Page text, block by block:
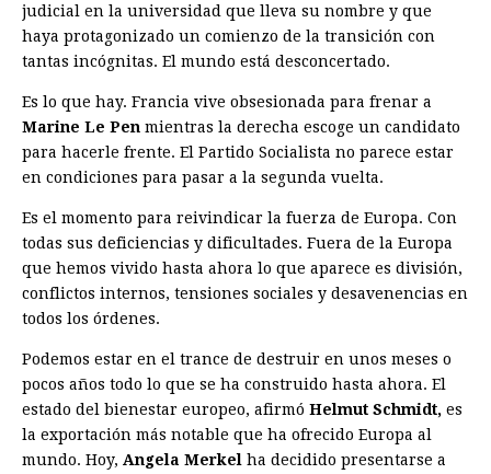
judicial en la universidad que lleva su nombre y que
haya protagonizado un comienzo de la transición con
tantas incógnitas. El mundo está desconcertado.
Es lo que hay. Francia vive obsesionada para frenar a
Marine Le Pen mientras la derecha escoge un candidato
para hacerle frente. El Partido Socialista no parece estar
en condiciones para pasar a la segunda vuelta.
Es el momento para reivindicar la fuerza de Europa. Con
todas sus deficiencias y dificultades. Fuera de la Europa
que hemos vivido hasta ahora lo que aparece es división,
conflictos internos, tensiones sociales y desavenencias en
todos los órdenes.
Podemos estar en el trance de destruir en unos meses o
pocos años todo lo que se ha construido hasta ahora. El
estado del bienestar europeo, afirmó Helmut Schmidt, es
la exportación más notable que ha ofrecido Europa al
mundo. Hoy, Angela Merkel ha decidido presentarse a